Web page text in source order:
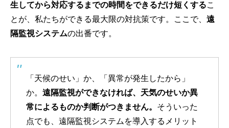
生してから対応するまでの時間をできるだけ短くするこ
とが、私たちができる最大限の対抗策です。ここで、 遠
隔監視システムの出番です。
「天候のせい」か、「異常が発生したから」
か。 遠隔監視ができなければ、天気のせいか異
常によるものか判断がつきません。 そういった
点でも、遠隔監視システムを導入するメリット